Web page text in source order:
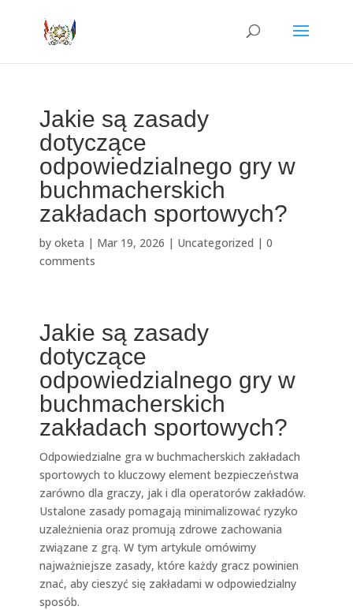
Jakie są zasady
dotyczące
odpowiedzialnego gry w
buchmacherskich
zakładach sportowych?
by oketa | Mar 19, 2026 | Uncategorized | 0
comments
Jakie są zasady
dotyczące
odpowiedzialnego gry w
buchmacherskich
zakładach sportowych?
Odpowiedzialne gra w buchmacherskich zakładach
sportowych to kluczowy element bezpieczeństwa
zarówno dla graczy, jak i dla operatorów zakładów.
Ustalone zasady pomagają minimalizować ryzyko
uzależnienia oraz promują zdrowe zachowania
związane z grą. W tym artykule omówimy
najważniejsze zasady, które każdy gracz powinien
znać, aby cieszyć się zakładami w odpowiedzialny
sposób.